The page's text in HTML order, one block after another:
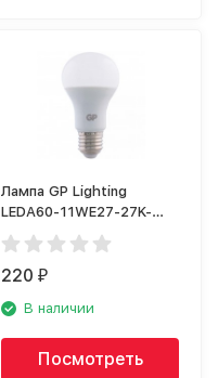
Лампа GP Lighting
LEDA60-11WE27-27K-
2CRB1
220₽
В наличии
Посмотреть